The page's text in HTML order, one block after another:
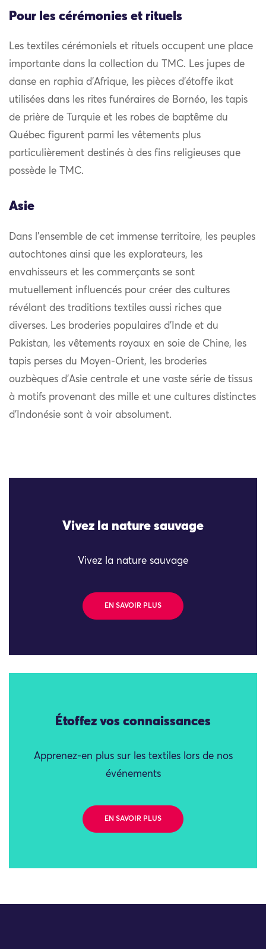
Pour les cérémonies et rituels
Les textiles cérémoniels et rituels occupent une place
importante dans la collection du TMC. Les jupes de
danse en raphia d’Afrique, les pièces d’étoffe ikat
utilisées dans les rites funéraires de Bornéo, les tapis
de prière de Turquie et les robes de baptême du
Québec figurent parmi les vêtements plus
particulièrement destinés à des fins religieuses que
possède le TMC.
Asie
Dans l’ensemble de cet immense territoire, les peuples
autochtones ainsi que les explorateurs, les
envahisseurs et les commerçants se sont
mutuellement influencés pour créer des cultures
révélant des traditions textiles aussi riches que
diverses. Les broderies populaires d’Inde et du
Pakistan, les vêtements royaux en soie de Chine, les
tapis perses du Moyen-Orient, les broderies
ouzbèques d’Asie centrale et une vaste série de tissus
à motifs provenant des mille et une cultures distinctes
d’Indonésie sont à voir absolument.
Vivez la nature sauvage
Vivez la nature sauvage
EN SAVOIR PLUS
Étoffez vos connaissances
Apprenez-en plus sur les textiles lors de nos
événements
EN SAVOIR PLUS